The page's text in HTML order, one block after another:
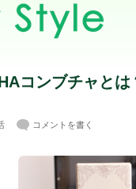
コンブチャと
コメントを書く